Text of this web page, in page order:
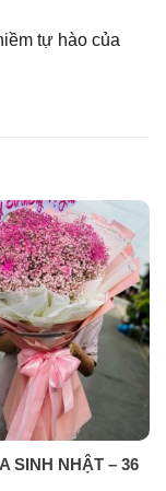
tự hào của
SINH NHẬT – 36